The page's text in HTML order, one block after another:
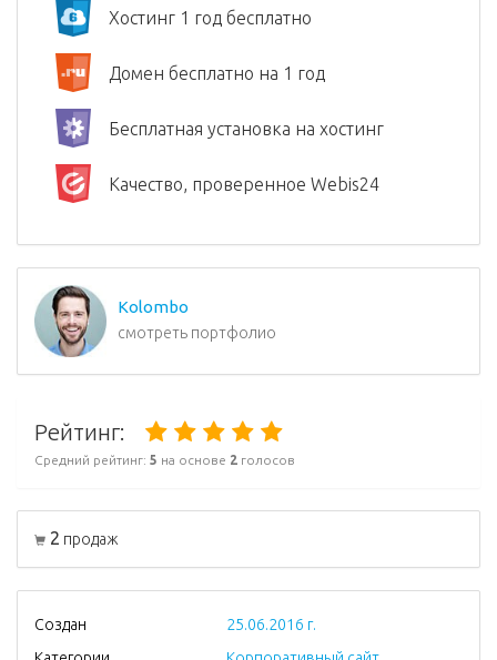
Хостинг 1 год бесплатно
Домен бесплатно на 1 год
Бесплатная установка на хостинг
Качество, проверенное Webis24
Kolombo
смотреть портфолио
Рейтинг:
Средний рейтинг: 5 на основе 2 голосов
2 продаж
Создан
25.06.2016 г.